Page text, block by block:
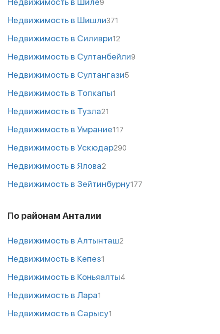
9
Недвижимость в Шишли371
Недвижимость в Силиври12
Недвижимость в Султанбейли9
Недвижимость в Султангази5
Недвижимость в Топкапы1
Недвижимость в Тузла21
Недвижимость в Умрание117
Недвижимость в Ускюдар290
Недвижимость в Ялова2
Недвижимость в Зейтинбурну177
По районам Анталии
Недвижимость в Алтынташ2
Недвижимость в Кепез1
Недвижимость в Коньяалты4
Недвижимость в Лара1
Недвижимость в Сарысу1